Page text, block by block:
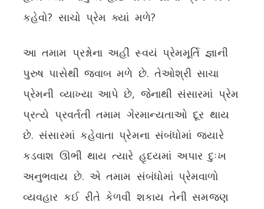
કહેવો? સાચો પ્રેમ ક્યાં મળે?
આ તમામ પ્રશ્નોના અહીં સ્વયં પ્રેમમૂર્તિ જ્ઞાની
પુરુષ પાસેથી જવાબ મળે છે. તેઓશ્રી સાચા
પ્રેમની વ્યાખ્યા આપે છે, જેનાથી સંસારમાં પ્રેમ
પ્રત્યે પ્રવર્તતી તમામ ગેરમાન્યતાઓ દૂર થાય
છે. સંસારમાં કહેવાતા પ્રેમના સંબંધોમાં જ્યારે
કડવાશ ઊભી થાય ત્યારે હૃદયમાં અપાર દુઃખ
અનુભવાય છે. એ તમામ સંબંધોમાં પ્રેમવાળો
વ્યવહાર કઈ રીતે કેળવી શકાય તેની સમજણ